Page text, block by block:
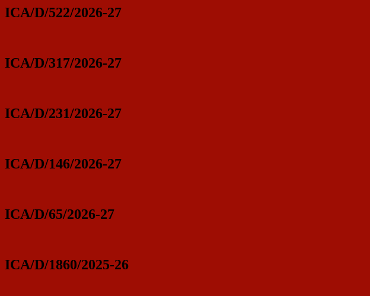
ICA/D/522/2026-27
ICA/D/317/2026-27
ICA/D/231/2026-27
ICA/D/146/2026-27
ICA/D/65/2026-27
ICA/D/1860/2025-26